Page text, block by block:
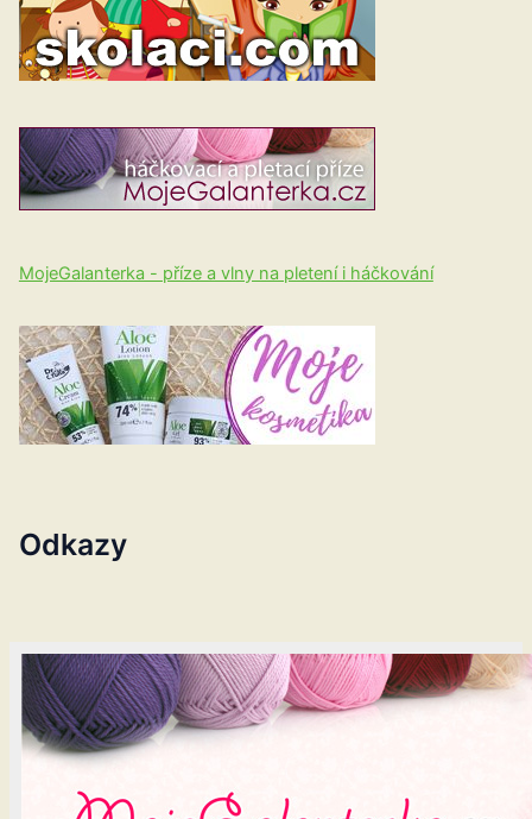
MojeGalanterka - příze a vlny na pletení i háčkování
Odkazy